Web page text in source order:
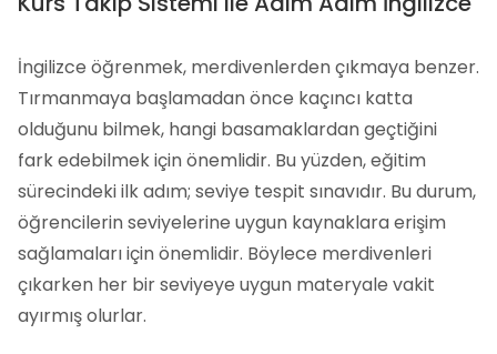
İngilizce öğrenmek, merdivenlerden çıkmaya benzer.
Tırmanmaya başlamadan önce kaçıncı katta
olduğunu bilmek, hangi basamaklardan geçtiğini
fark edebilmek için önemlidir. Bu yüzden, eğitim
sürecindeki ilk adım; seviye tespit sınavıdır. Bu durum,
öğrencilerin seviyelerine uygun kaynaklara erişim
sağlamaları için önemlidir. Böylece merdivenleri
çıkarken her bir seviyeye uygun materyale vakit
ayırmış olurlar.